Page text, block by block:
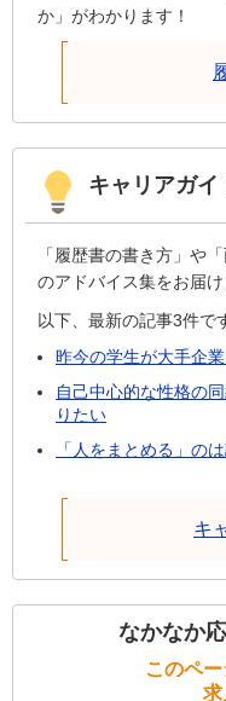
か」がわかります！
キャリアガイ
「履歴書の書き方」や
のアドバイス集をお届け
以下、最新の記事3件で
昨今の学生が大手企
自己中心的な性格の
りたい
「人をまとめる」の
キ
なかなか
このペー
求